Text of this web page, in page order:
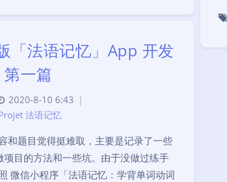
「法语记忆」App 开发
一篇
2020-8-10 6:43 |
法语记忆
和题目觉得挺难取，主要是记录了一些
目的方法和一些坑。由于没做过练手
微信小程序「法语记忆：学背单词动词